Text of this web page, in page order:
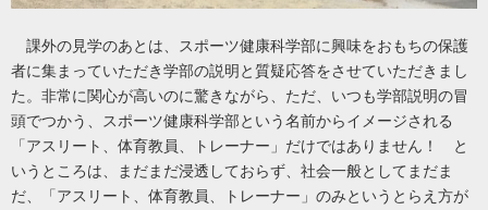
課外の見学のあとは、スポーツ健康科学部に興味をおもちの保護
者に集まっていただき学部の説明と質疑応答をさせていただきまし
た。非常に関心が高いのに驚きながら、ただ、いつも学部説明の冒
頭でつかう、スポーツ健康科学部という名前からイメージされる
「アスリート、体育教員、トレーナー」だけではありません！ と
いうところは、まだまだ浸透しておらず、社会一般としてまだま
だ、「アスリート、体育教員、トレーナー」のみというとらえ方が